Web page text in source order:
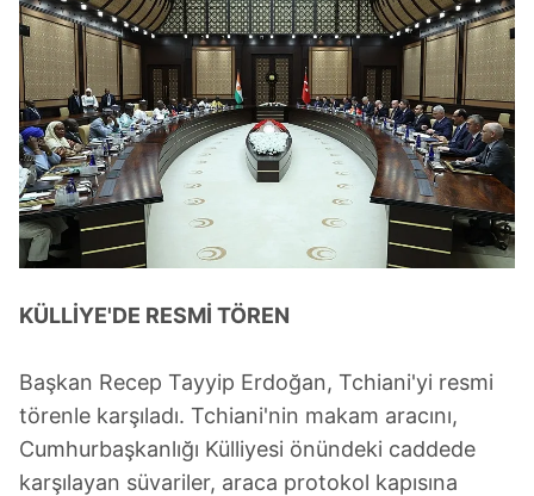
KÜLLİYE'DE RESMİ TÖREN
Başkan Recep Tayyip Erdoğan, Tchiani'yi resmi
törenle karşıladı. Tchiani'nin makam aracını,
Cumhurbaşkanlığı Külliyesi önündeki caddede
karşılayan süvariler, araca protokol kapısına